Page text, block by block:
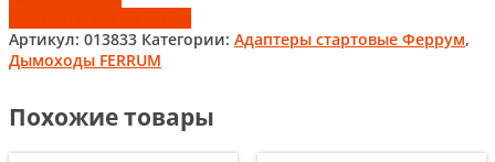
Артикул: 013833 Категории: Адаптеры стартовые Феррум,
Дымоходы FERRUM
Похожие товары